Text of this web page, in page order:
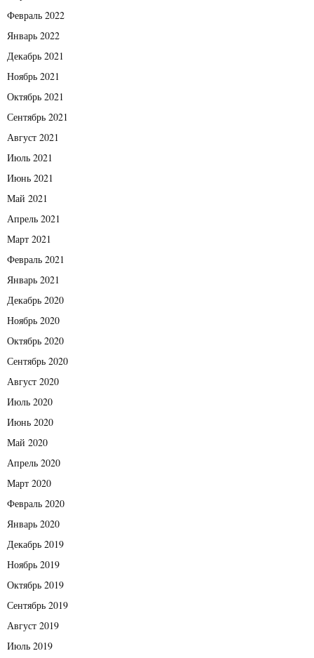
Февраль 2022
Январь 2022
Декабрь 2021
Ноябрь 2021
Октябрь 2021
Сентябрь 2021
Август 2021
Июль 2021
Июнь 2021
Май 2021
Апрель 2021
Март 2021
Февраль 2021
Январь 2021
Декабрь 2020
Ноябрь 2020
Октябрь 2020
Сентябрь 2020
Август 2020
Июль 2020
Июнь 2020
Май 2020
Апрель 2020
Март 2020
Февраль 2020
Январь 2020
Декабрь 2019
Ноябрь 2019
Октябрь 2019
Сентябрь 2019
Август 2019
Июль 2019